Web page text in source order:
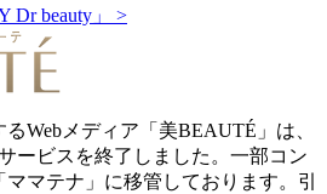
Dr beauty」 >
Webメディア「美BEAUTÉ」は、
ービスを終了しました。一部コン
マテナ」に移管しております。引